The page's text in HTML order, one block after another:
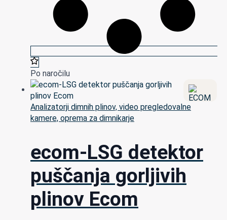
Po naročilu
Analizatorji dimnih plinov, video pregledovalne
kamere, oprema za dimnikarje
ecom-LSG detektor
puščanja gorljivih
plinov Ecom